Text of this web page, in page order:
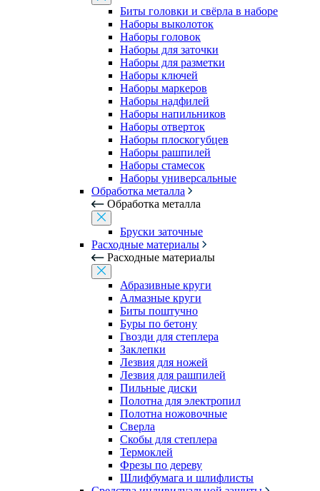
Биты головки и свёрла в наборе
Наборы выколоток
Наборы головок
Наборы для заточки
Наборы для разметки
Наборы ключей
Наборы маркеров
Наборы надфилей
Наборы напильников
Наборы отверток
Наборы плоскогубцев
Наборы рашпилей
Наборы стамесок
Наборы универсальные
Обработка металла
Обработка металла
Бруски заточные
Расходные материалы
Расходные материалы
Абразивные круги
Алмазные круги
Биты поштучно
Буры по бетону
Гвозди для степлера
Заклепки
Лезвия для ножей
Лезвия для рашпилей
Пильные диски
Полотна для электропил
Полотна ножовочные
Сверла
Скобы для степлера
Термоклей
Фрезы по дереву
Шлифбумага и шлифлисты